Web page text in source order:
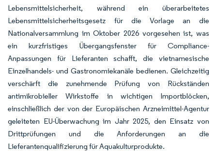
Lebensmittelsicherheit, während ein überarbeitetes
Lebensmittelsicherheitsgesetz für die Vorlage an die
Nationalversammlung im Oktober 2026 vorgesehen ist, was
ein kurzfristiges Übergangsfenster für Compliance-
Anpassungen für Lieferanten schafft, die vietnamesische
Einzelhandels- und Gastronomiekanäle bedienen. Gleichzeitig
verschärft die zunehmende Prüfung von Rückständen
antimikrobieller Wirkstoffe in wichtigen Importblöcken,
einschließlich der von der Europäischen Arzneimittel-Agentur
geleiteten EU-Überwachung im Jahr 2025, den Einsatz von
Drittprüfungen und die Anforderungen an die
Lieferantenqualifizierung für Aquakulturprodukte.